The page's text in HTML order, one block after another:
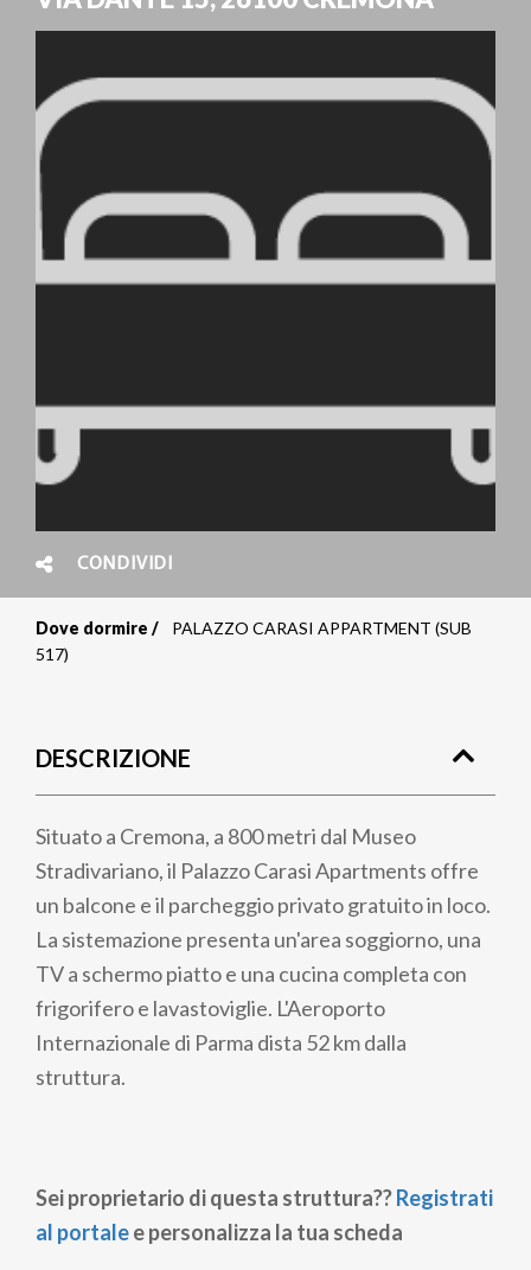
CONDIVIDI
Briciole
pane
Dove dormire
PALAZZO CARASI APPARTMENT (SUB
517)
DESCRIZIONE
Situato a Cremona, a 800 metri dal Museo
Stradivariano, il Palazzo Carasi Apartments offre
un balcone e il parcheggio privato gratuito in loco.
La sistemazione presenta un'area soggiorno, una
TV a schermo piatto e una cucina completa con
frigorifero e lavastoviglie. L'Aeroporto
Internazionale di Parma dista 52 km dalla
struttura.
Sei proprietario di questa struttura??Registrati
al portalee personalizza la tua scheda